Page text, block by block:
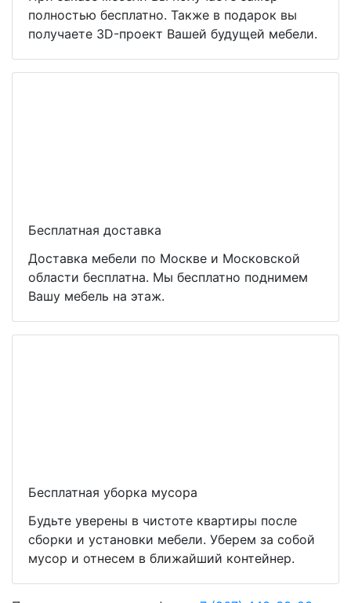
полностью бесплатно. Также в подарок вы
получаете 3D-проект Вашей будущей мебели.
Бесплатная доставка
Доставка мебели по Москве и Московской
области бесплатна. Мы бесплатно поднимем
Вашу мебель на этаж.
Бесплатная уборка мусора
Будьте уверены в чистоте квартиры после
сборки и установки мебели. Уберем за собой
мусор и отнесем в ближайший контейнер.